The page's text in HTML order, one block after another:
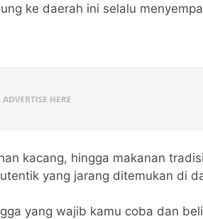
ke daerah ini selalu
kacang, hingga makanan
yang jarang ditemukan di
yang wajib kamu coba dan